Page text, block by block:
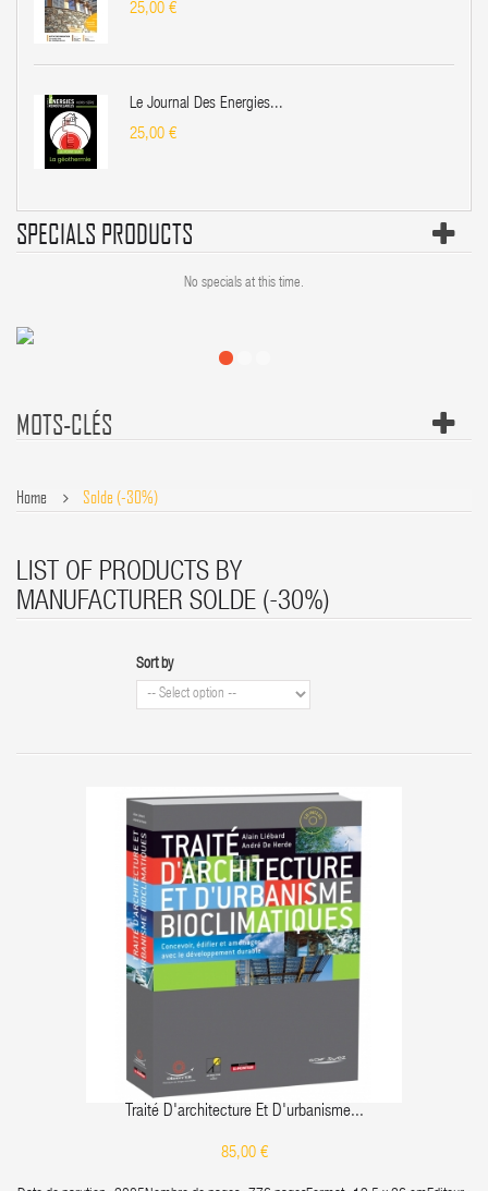
25,00 €
Le Journal Des Énergies...
25,00 €
SPECIALS PRODUCTS
No specials at this time.
MOTS-CLÉS
Home Solde (-30%)
LIST OF PRODUCTS BY
MANUFACTURER SOLDE (-30%)
Sort by